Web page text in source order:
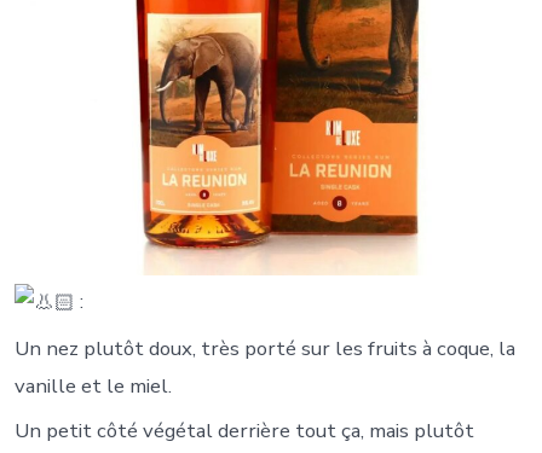
:
Un nez plutôt doux, très porté sur les fruits à coque, la
vanille et le miel.
Un petit côté végétal derrière tout ça, mais plutôt